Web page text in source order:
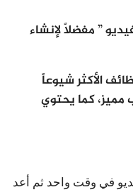
” مفضلاً لإنشاء
الأكثر شيوعاً
مميز، كما يحتوي
في وقت واحد ثم أعد